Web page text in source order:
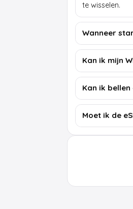
te wisselen.
Wanneer
Kan ik mijn
Kan ik bellen
Moet ik de